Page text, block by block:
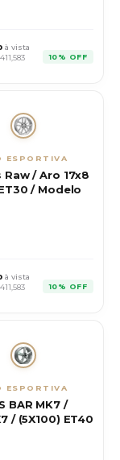
à vista
411,583
10% OFF
ESPORTIVA
Raw / Aro 17x8
/ Modelo
à vista
411,583
10% OFF
ESPORTIVA
BAR MK7 /
/ (5X100) ET40